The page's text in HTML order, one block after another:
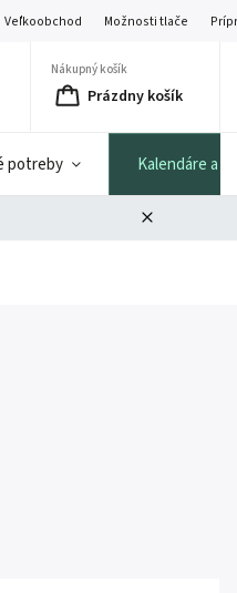
Veľkoobchod Možnosti tlače
Nákupný košík
Prázdny košík
potreby Kalendáre a